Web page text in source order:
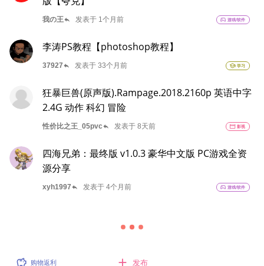
我の王reply 发表于 1个月前 sports_esports 游戏/软件
李涛PS教程【photoshop教程】
37927reply 发表于 33个月前 school 学习
狂暴巨兽(原声版).Rampage.2018.2160p 英语中字
2.4G 动作 科幻 冒险
性价比之王_05pvcreply 发表于 8天前 movie 影视
四海兄弟：最终版 v1.0.3 豪华中文版 PC游戏全资
源分享
xyh1997reply 发表于 4个月前 sports_esports 游戏/软件
add 发布
savings 购物返利